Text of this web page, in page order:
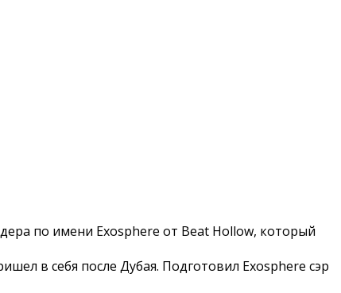
по имени Exosphere от Beat Hollow, который
в себя после Дубая. Подготовил Exosphere сэр